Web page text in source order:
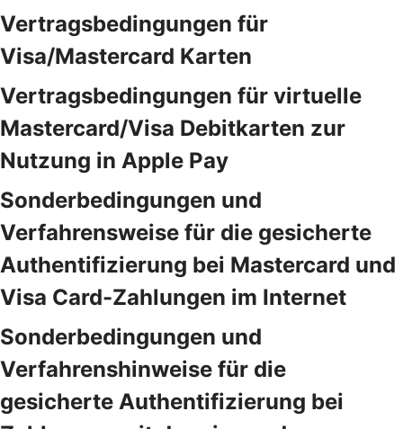
Vertragsbedingungen für
Visa/Mastercard Karten
Vertragsbedingungen für virtuelle
Mastercard/Visa Debitkarten zur
Nutzung in Apple Pay
Sonderbedingungen und
Verfahrensweise für die gesicherte
Authentifizierung bei Mastercard und
Visa Card-Zahlungen im Internet
Sonderbedingungen und
Verfahrenshinweise für die
gesicherte Authentifizierung bei